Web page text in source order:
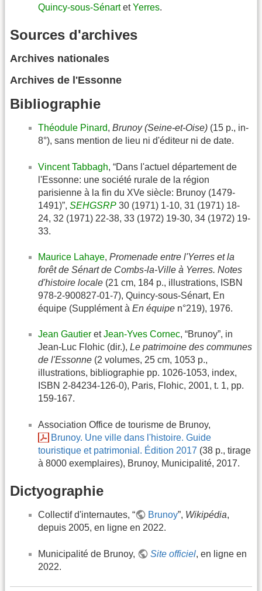
Quincy-sous-SénartetYerres.
Sources d'archives
Archives nationales
Archives de l'Essonne
Bibliographie
Théodule Pinard, Brunoy (Seine-et-Oise) (15 p., in-
8°), sans mention de lieu ni d'éditeur ni de date.
Vincent Tabbagh, “Dans l'actuel département de
l'Essonne: une société rurale de la région
parisienne à la fin du XVe siècle: Brunoy (1479-
1491)”, SEHGSRP 30 (1971) 1-10, 31 (1971) 18-
24, 32 (1971) 22-38, 33 (1972) 19-30, 34 (1972) 19-
33.
Maurice Lahaye, Promenade entre l'Yerres et la
forêt de Sénart de Combs-la-Ville à Yerres. Notes
d'histoire locale (21 cm, 184 p., illustrations, ISBN
978-2-900827-01-7), Quincy-sous-Sénart, En
équipe (Supplément à En équipe n°219), 1976.
Jean Gautier etJean-Yves Cornec, “Brunoy”, in
Jean-Luc Flohic (dir.), Le patrimoine des communes
de l'Essonne (2 volumes, 25 cm, 1053 p.,
illustrations, bibliographie pp. 1026-1053, index,
ISBN 2-84234-126-0), Paris, Flohic, 2001, t. 1, pp.
159-167.
Association Office de tourisme de Brunoy,
Brunoy. Une ville dans l'histoire. Guide
touristique et patrimonial. Édition 2017 (38 p., tirage
à 8000 exemplaires), Brunoy, Municipalité, 2017.
Dictyographie
Collectif d'internautes, “ Brunoy”, Wikipédia,
depuis 2005, en ligne en 2022.
Municipalité de Brunoy, Site officiel, en ligne en
2022.